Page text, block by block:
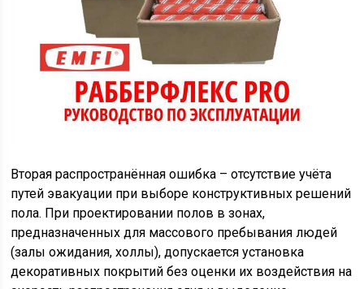
Вторая распространённая ошибка – отсутствие учёта
путей эвакуации при выборе конструктивных решений
пола. При проектировании полов в зонах,
предназначенных для массового пребывания людей
(залы ожидания, холлы), допускается установка
декоративных покрытий без оценки их воздействия на